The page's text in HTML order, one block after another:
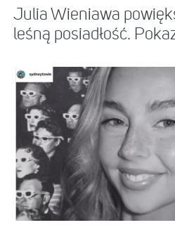
Julia Wieniawa
leśną posiadłość.